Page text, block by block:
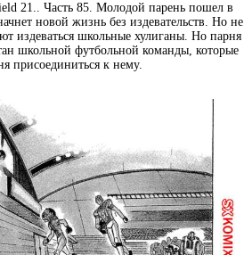
21.. Часть 85. Молодой парень пошел в
новой жизнь без издевательств. Но не
издеваться школьные хулиганы. Но парня
школьной футбольной команды, которые
присоединиться к нему.